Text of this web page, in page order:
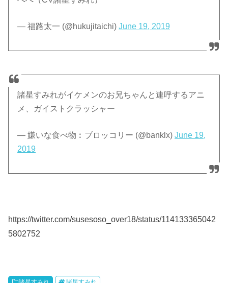
— 福路太一 (@hukujitaichi)June 19, 2019
諸星すみれがイケメンのお兄ちゃんと連呼するアニ
メ、ガイストクラッシャー
— 嫌いな食べ物︰ブロッコリー (@banklx)June 19,
2019
https://twitter.com/susesoso_over18/status/114133365042
5802752